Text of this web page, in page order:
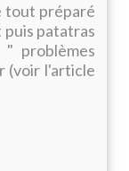
tout préparé
patatras
problèmes
(voir l'article